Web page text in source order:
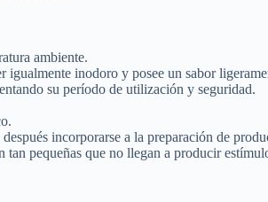
ambiente.
inodoro y posee un sabor
su período de utilización y seguridad.
incorporarse a la preparación de
pequeñas que no llegan a producir